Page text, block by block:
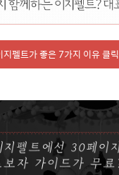
지펠트가 좋은 7가지 이유 클릭